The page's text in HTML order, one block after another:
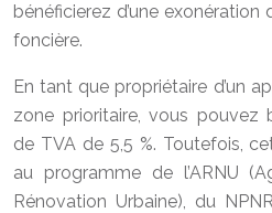
bénéficierez d’une
foncière.
En tant que propriétaire d’un
zone prioritaire, vous pouvez
de TVA de 5,5 %. Toutefois,
au programme de l’ARNU
Rénovation Urbaine), du